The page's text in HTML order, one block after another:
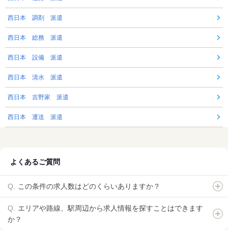
西日本 調剤 派遣
西日本 総務 派遣
西日本 設備 派遣
西日本 清水 派遣
西日本 吉野家 派遣
西日本 運送 派遣
よくあるご質問
この条件の求人数はどのくらいありますか？
エリアや路線、駅周辺から求人情報を探すことはできます
か？